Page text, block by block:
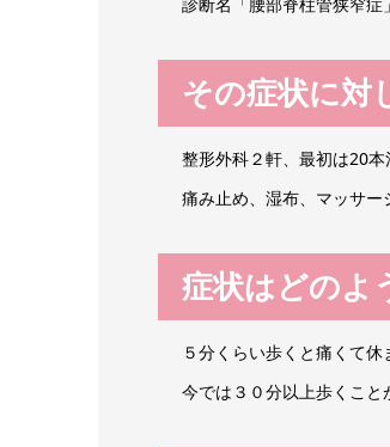
その症状に対
整形外科２軒、最初は20
痛み止め、湿布、マッサー
症状はどのよ
５分くらい歩くと痛くて休
今では３０分以上歩くこと